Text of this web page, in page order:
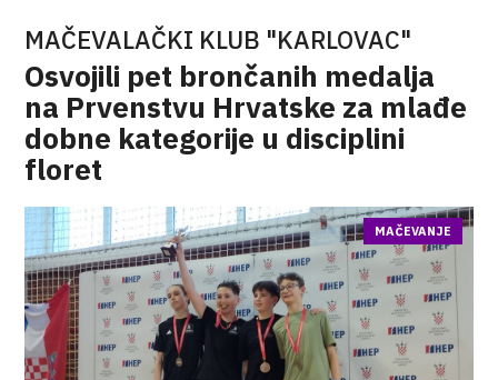
MAČEVALAČKI KLUB "KARLOVAC"
Osvojili pet brončanih medalja
na Prvenstvu Hrvatske za mlađe
dobne kategorije u disciplini
floret
MAČEVANJE